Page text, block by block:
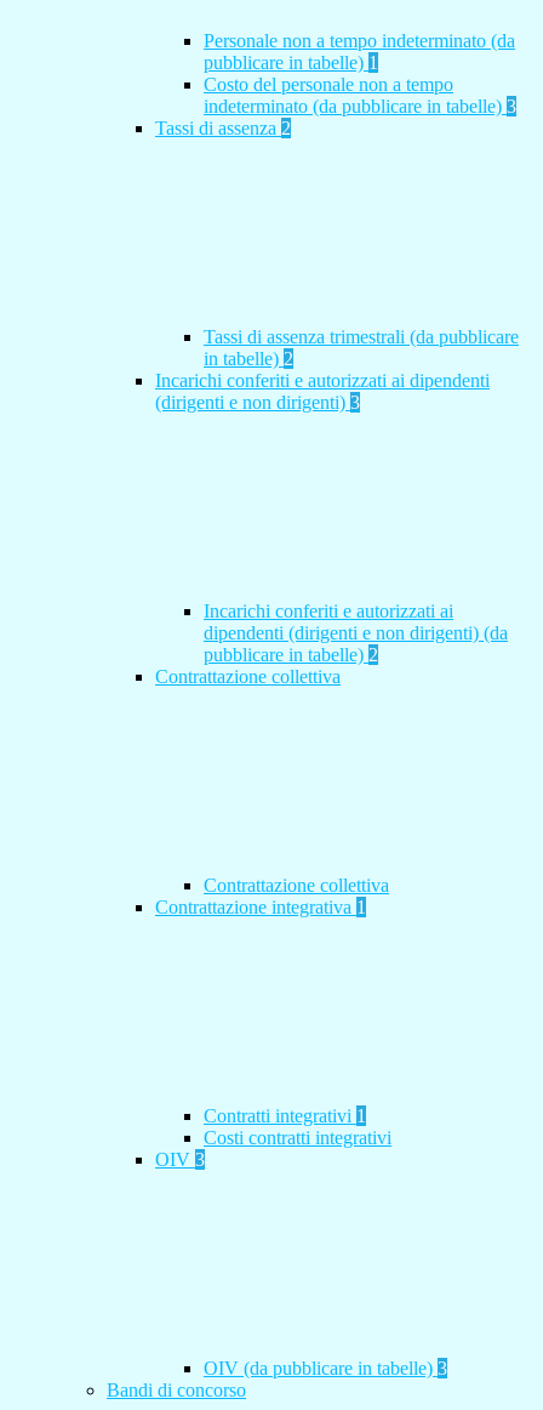
Personale non a tempo indeterminato (da
pubblicare in tabelle) 1
Costo del personale non a tempo
indeterminato (da pubblicare in tabelle) 3
Tassi di assenza 2
Tassi di assenza trimestrali (da pubblicare
in tabelle) 2
Incarichi conferiti e autorizzati ai dipendenti
(dirigenti e non dirigenti) 3
Incarichi conferiti e autorizzati ai
dipendenti (dirigenti e non dirigenti) (da
pubblicare in tabelle) 2
Contrattazione collettiva
Contrattazione collettiva
Contrattazione integrativa 1
Contratti integrativi 1
Costi contratti integrativi
OIV 3
OIV (da pubblicare in tabelle) 3
Bandi di concorso